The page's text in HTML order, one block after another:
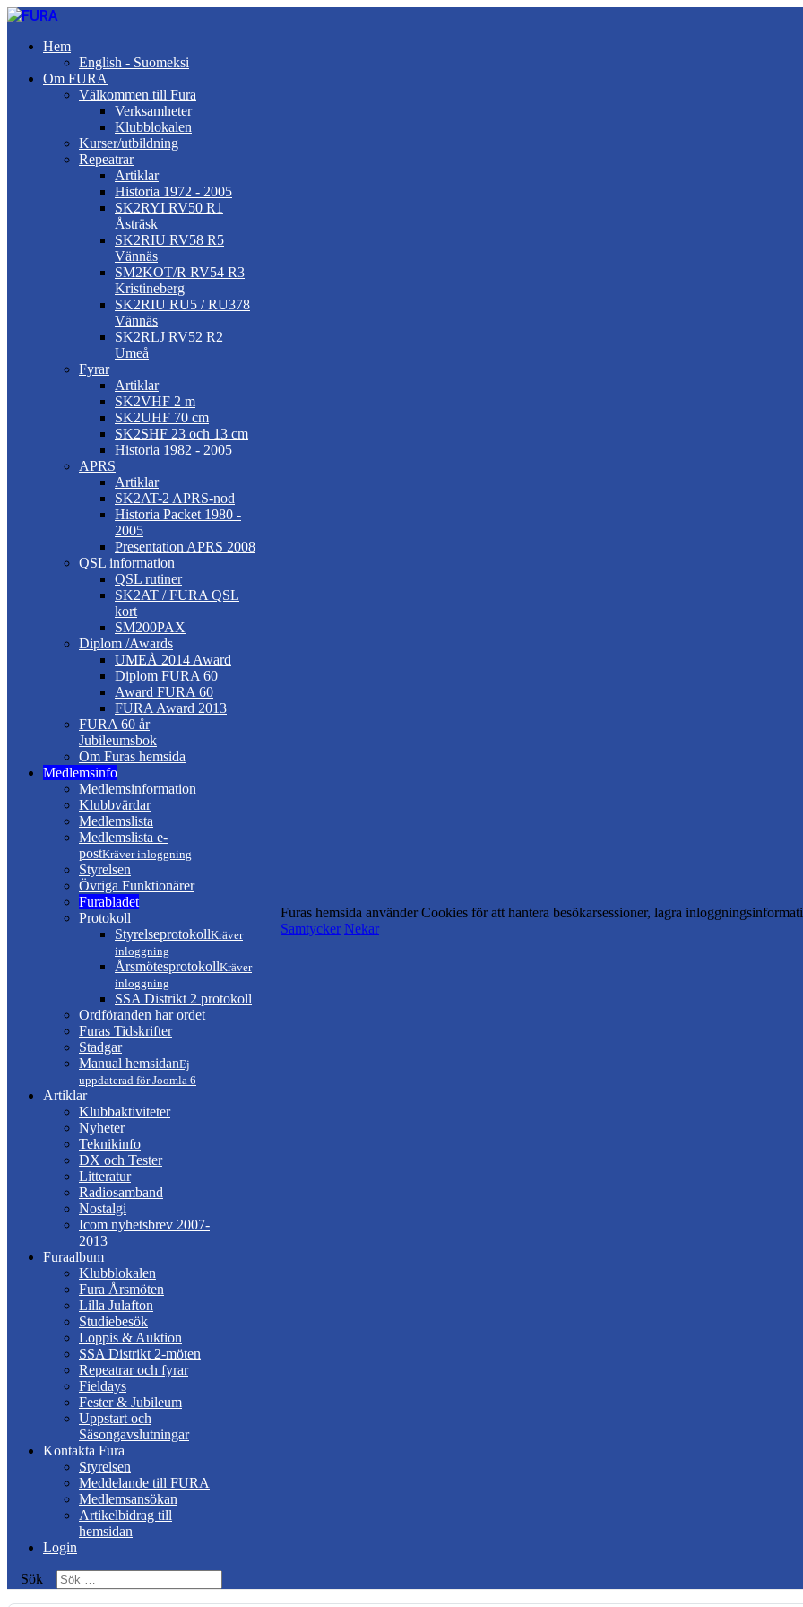
Hem
English - Suomeksi
Om FURA
Välkommen till Fura
Verksamheter
Klubblokalen
Kurser/utbildning
Repeatrar
Artiklar
Historia 1972 - 2005
SK2RYI RV50 R1
Åsträsk
SK2RIU RV58 R5
Vännäs
SM2KOT/R RV54 R3
Kristineberg
SK2RIU RU5 / RU378
Vännäs
SK2RLJ RV52 R2
Umeå
Fyrar
Artiklar
SK2VHF 2 m
SK2UHF 70 cm
SK2SHF 23 och 13 cm
Historia 1982 - 2005
APRS
Artiklar
SK2AT-2 APRS-nod
Historia Packet 1980 -
2005
Presentation APRS 2008
QSL information
QSL rutiner
SK2AT / FURA QSL
kort
SM200PAX
Diplom /Awards
UMEÅ 2014 Award
Diplom FURA 60
Award FURA 60
FURA Award 2013
FURA 60 år
Jubileumsbok
Om Furas hemsida
Medlemsinfo
Medlemsinformation
Klubbvärdar
Medlemslista
Medlemslista e-
postKräver inloggning
Styrelsen
Övriga Funktionärer
Furabladet
Protokoll
StyrelseprotokollKräver
inloggning
ÅrsmötesprotokollKräver
inloggning
SSA Distrikt 2 protokoll
Ordföranden har ordet
Furas Tidskrifter
Stadgar
Manual hemsidanEj
uppdaterad för Joomla 6
Artiklar
Klubbaktiviteter
Nyheter
Teknikinfo
DX och Tester
Litteratur
Radiosamband
Nostalgi
Icom nyhetsbrev 2007-
2013
Furaalbum
Klubblokalen
Fura Årsmöten
Lilla Julafton
Studiebesök
Loppis & Auktion
SSA Distrikt 2-möten
Repeatrar och fyrar
Fieldays
Fester & Jubileum
Uppstart och
Säsongavslutningar
Kontakta Fura
Styrelsen
Meddelande till FURA
Medlemsansökan
Artikelbidrag till
hemsidan
Login
Sök
Furas hemsida använder Cookies för att hantera besökarsessioner, lagra
Samtycker Nekar